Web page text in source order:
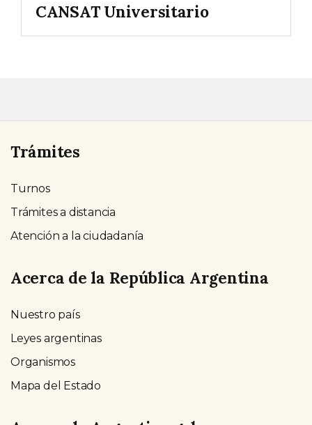
CANSAT Universitario
Trámites
Turnos
Trámites a distancia
Atención a la ciudadanía
Acerca de la República Argentina
Nuestro país
Leyes argentinas
Organismos
Mapa del Estado